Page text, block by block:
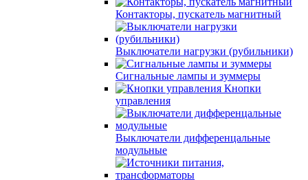
Контакторы, пускатель магнитный
Выключатели нагрузки (рубильники)
Сигнальные лампы и зуммеры
Кнопки
управления
Выключатели дифференцальные
модульные